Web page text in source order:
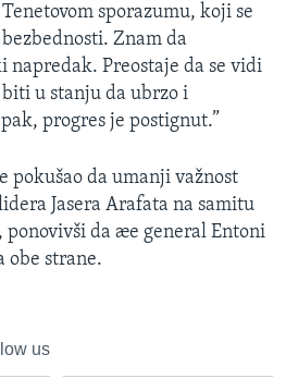
sporazumu, koji se
Znam da
napredak. Preostaje da se vidi
u stanju da ubrzo i
progres je postignut.”
pokušao da umanji važnost
Jasera Arafata na samitu
da æe general Entoni
obe strane.
us